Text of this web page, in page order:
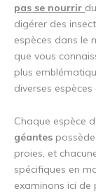
pas se nourrir
digérer des
espèces dans le
que vous
plus
diverses
Chaque espèce
géantes
proies, et
spécifiques en
examinons ici de